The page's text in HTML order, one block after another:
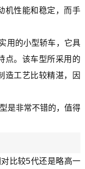
机性能和稳定，而手
用的小型轿车，它具
点。该车型所采用的
造工艺比较精湛，因
是非常不错的，值得
比较5代还是略高一